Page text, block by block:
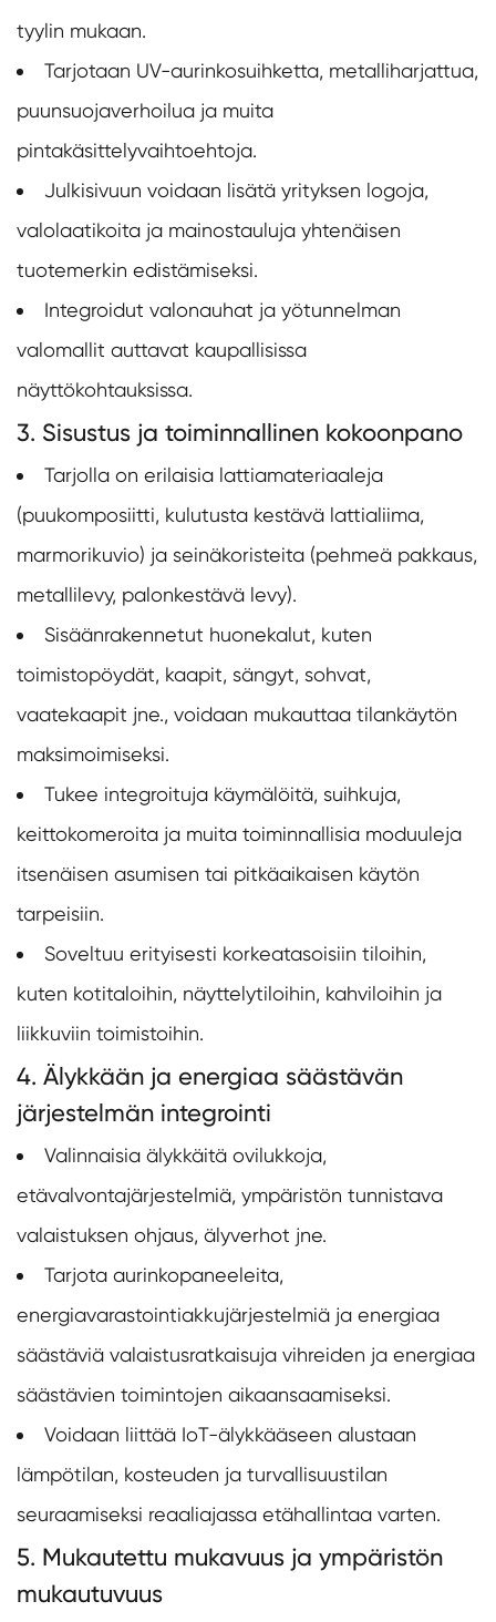
tyylin mukaan.
Tarjotaan UV-aurinkosuihketta, metalliharjattua,
puunsuojaverhoilua ja muita
pintakäsittelyvaihtoehtoja.
Julkisivuun voidaan lisätä yrityksen logoja,
valolaatikoita ja mainostauluja yhtenäisen
tuotemerkin edistämiseksi.
Integroidut valonauhat ja yötunnelman
valomallit auttavat kaupallisissa
näyttökohtauksissa.
3. Sisustus ja toiminnallinen kokoonpano
Tarjolla on erilaisia lattiamateriaaleja
(puukomposiitti, kulutusta kestävä lattialiima,
marmorikuvio) ja seinäkoristeita (pehmeä pakkaus,
metallilevy, palonkestävä levy).
Sisäänrakennetut huonekalut, kuten
toimistopöydät, kaapit, sängyt, sohvat,
vaatekaapit jne., voidaan mukauttaa tilankäytön
maksimoimiseksi.
Tukee integroituja käymälöitä, suihkuja,
keittokomeroita ja muita toiminnallisia moduuleja
itsenäisen asumisen tai pitkäaikaisen käytön
tarpeisiin.
Soveltuu erityisesti korkeatasoisiin tiloihin,
kuten kotitaloihin, näyttelytiloihin, kahviloihin ja
liikkuviin toimistoihin.
4. Älykkään ja energiaa säästävän
järjestelmän integrointi
Valinnaisia älykkäitä ovilukkoja,
etävalvontajärjestelmiä, ympäristön tunnistava
valaistuksen ohjaus, älyverhot jne.
Tarjota aurinkopaneeleita,
energiavarastointiakkujärjestelmiä ja energiaa
säästäviä valaistusratkaisuja vihreiden ja energiaa
säästävien toimintojen aikaansaamiseksi.
Voidaan liittää IoT-älykkääseen alustaan
lämpötilan, kosteuden ja turvallisuustilan
seuraamiseksi reaaliajassa etähallintaa varten.
5. Mukautettu mukavuus ja ympäristön
mukautuvuus